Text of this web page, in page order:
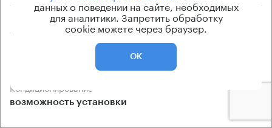
95 — 1700 кв.м
Цена продажи
по запросу
Бизнес-центр
Кондиционирование
возможность установки
данных о поведении на сайте, необходимых
для аналитики. Запретить обработку
cookie можете через браузер.
ОК